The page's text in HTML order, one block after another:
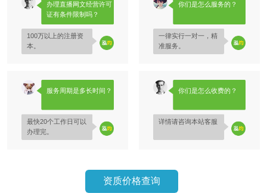
办理直播网文经营许可
证有条件限制吗？
100万以上的注册资
本。
你们是怎么服务的？
一律实行一对一，精
准服务。
服务周期是多长时间？
最快20个工作日可以
办理完。
你们是怎么收费的？
详情请咨询本站客服
资质价格查询